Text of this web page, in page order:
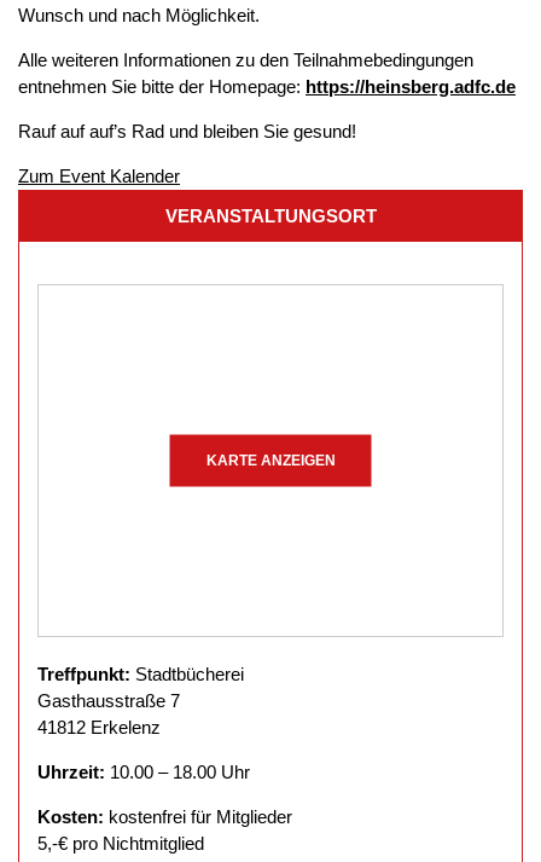
Wunsch und nach Möglichkeit.
Alle weiteren Informationen zu den Teilnahmebedingungen
entnehmen Sie bitte der Homepage: https://heinsberg.adfc.de
Rauf auf auf’s Rad und bleiben Sie gesund!
Zum Event Kalender
VERANSTALTUNGSORT
KARTE ANZEIGEN
Treffpunkt: Stadtbücherei
Gasthausstraße 7
41812 Erkelenz
Uhrzeit: 10.00 – 18.00 Uhr
Kosten: kostenfrei für Mitglieder
5,-€ pro Nichtmitglied